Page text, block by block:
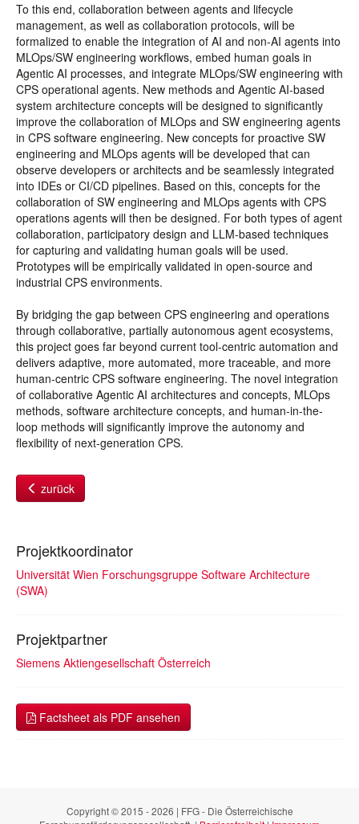
To this end, collaboration between agents and lifecycle
management, as well as collaboration protocols, will be
formalized to enable the integration of AI and non-AI agents into
MLOps/SW engineering workflows, embed human goals in
Agentic AI processes, and integrate MLOps/SW engineering with
CPS operational agents. New methods and Agentic AI-based
system architecture concepts will be designed to significantly
improve the collaboration of MLOps and SW engineering agents
in CPS software engineering. New concepts for proactive SW
engineering and MLOps agents will be developed that can
observe developers or architects and be seamlessly integrated
into IDEs or CI/CD pipelines. Based on this, concepts for the
collaboration of SW engineering and MLOps agents with CPS
operations agents will then be designed. For both types of agent
collaboration, participatory design and LLM-based techniques
for capturing and validating human goals will be used.
Prototypes will be empirically validated in open-source and
industrial CPS environments.
By bridging the gap between CPS engineering and operations
through collaborative, partially autonomous agent ecosystems,
this project goes far beyond current tool-centric automation and
delivers adaptive, more automated, more traceable, and more
human-centric CPS software engineering. The novel integration
of collaborative Agentic AI architectures and concepts, MLOps
methods, software architecture concepts, and human-in-the-
loop methods will significantly improve the autonomy and
flexibility of next-generation CPS.
zurück
Projektkoordinator
Universität Wien Forschungsgruppe Software Architecture
(SWA)
Projektpartner
Siemens Aktiengesellschaft Österreich
Factsheet als PDF ansehen
Copyright © 2015 - 2026 | FFG - Die Österreichische